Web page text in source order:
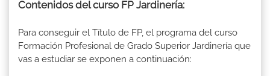
Contenidos del curso FP Jardinería:
Para conseguir el Título de FP, el programa del curso
Formación Profesional de Grado Superior Jardinería que
vas a estudiar se exponen a continuación: